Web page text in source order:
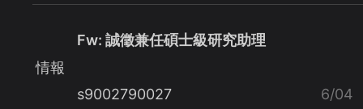
情報
Fw: 誠徵兼任碩士級研究助理
s9002790027 6/04